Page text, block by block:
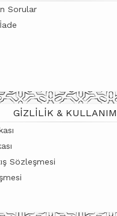
Sorular
GIZLILIK & KULLANIM
Sözleşmesi